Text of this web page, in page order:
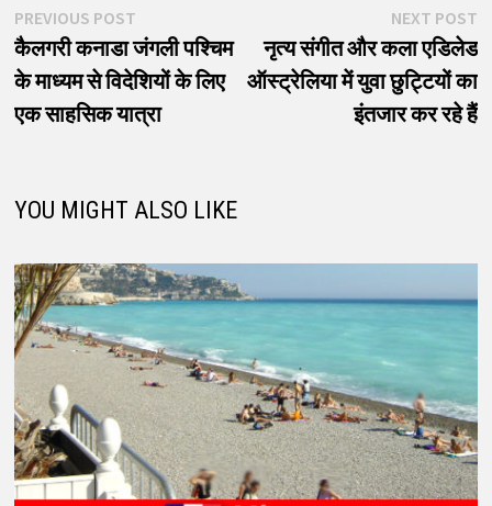
पोस्ट
नेविगेशन
PREVIOUS POSTPrevious
post:
कैलगरी कनाडा जंगली पश्चिम
के माध्यम से विदेशियों के लिए
एक साहसिक यात्रा
NEXT POST
नृत्य संगीत और कला एडिलेड
ऑस्ट्रेलिया में युवा छुट्टियों का
इंतजार कर रहे हैं
YOU MIGHT ALSO LIKE